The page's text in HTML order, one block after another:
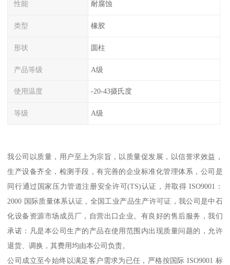
性能 耐腐蚀
类型 橡胶
形状 圆柱
产品等级 A级
使用温度 -20-43摄氏度
等级 A级
我公司以质量，用户至上为宗旨，以质量促发展，以信誉求效益，
生产设备齐全，检测手段，有完善的企业标准化管理体系，公司是
同行通过国家压力管道注册安全许可(TS)认证，并取得 ISO9001：
2000 国际质量体系认证，全国工业产品生产许可证，我公司是中石
化设备资源市场成员厂，自营出口企业。有良好的售后服务，我们
承诺：凡是本公司生产的产品在使用范围内出现质量问题的，允许
退货、调换，其费用均由本公司负责。
公司成立至今始终以满足客户需求为已任，严格按国际 ISO9001 标